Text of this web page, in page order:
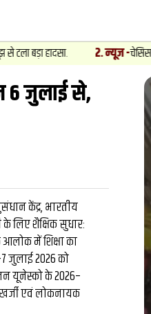
2.न्यूज़ चेसिस नंबर
6 जुलाई से,
केंद्र, भारतीय
लिए शैक्षिक सुधार:
में शिक्षा का
जुलाई 2026 को
यूनेस्को के 2026–
एवं लोकनायक
और देखें